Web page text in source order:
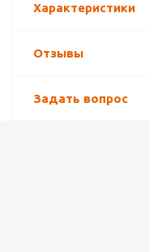
Характеристики
Отзывы
Задать вопрос